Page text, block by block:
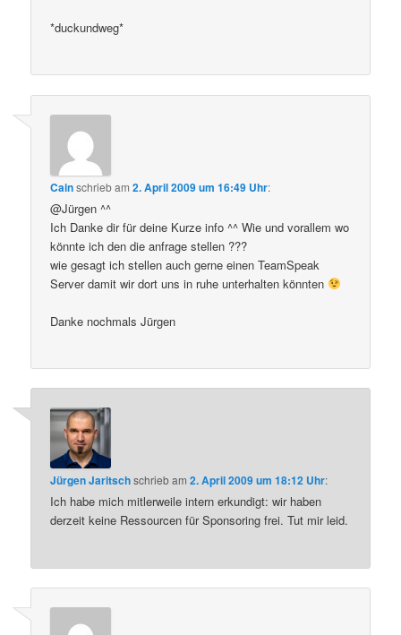
*duckundweg*
Cainschriebam2. April 2009 um 16:49 Uhr:
@Jürgen ^^
Ich Danke dir für deine Kurze info ^^ Wie und vorallem wo
könnte ich den die anfrage stellen ???
wie gesagt ich stellen auch gerne einen TeamSpeak
Server damit wir dort uns in ruhe unterhalten könnten
Danke nochmals Jürgen
Jürgen Jaritschschriebam2. April 2009 um 18:12 Uhr:
Ich habe mich mitlerweile intern erkundigt: wir haben
derzeit keine Ressourcen für Sponsoring frei. Tut mir leid.